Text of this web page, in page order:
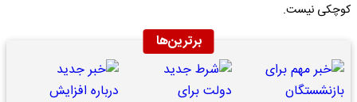
کوچکی نیست.
برترین‌ها